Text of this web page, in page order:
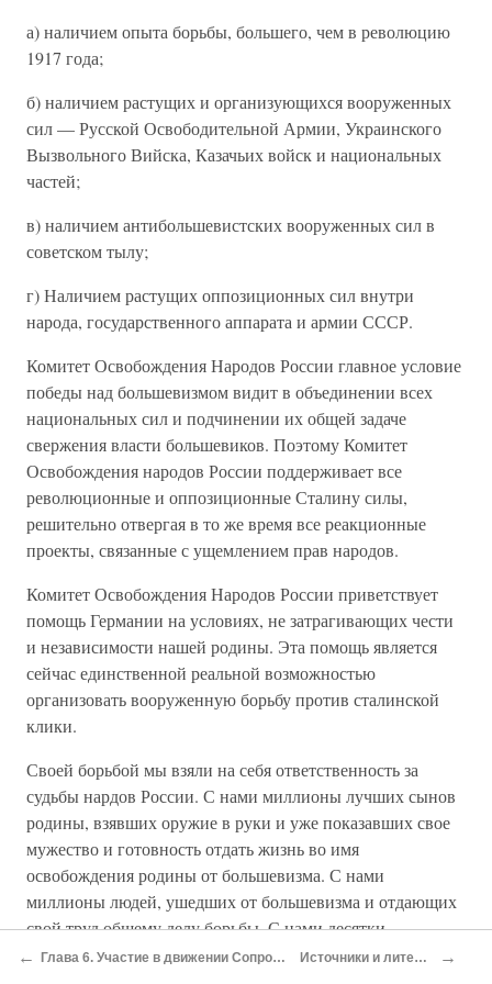
а) наличием опыта борьбы, большего, чем в революцию
1917 года;
б) наличием растущих и организующихся вооруженных
сил — Русской Освободительной Армии, Украинского
Вызвольного Вийска, Казачьих войск и национальных
частей;
в) наличием антибольшевистских вооруженных сил в
советском тылу;
г) Наличием растущих оппозиционных сил внутри
народа, государственного аппарата и армии СССР.
Комитет Освобождения Народов России главное условие
победы над большевизмом видит в объединении всех
национальных сил и подчинении их общей задаче
свержения власти большевиков. Поэтому Комитет
Освобождения народов России поддерживает все
революционные и оппозиционные Сталину силы,
решительно отвергая в то же время все реакционные
проекты, связанные с ущемлением прав народов.
Комитет Освобождения Народов России приветствует
помощь Германии на условиях, не затрагивающих чести
и независимости нашей родины. Эта помощь является
сейчас единственной реальной возможностью
организовать вооруженную борьбу против сталинской
клики.
Своей борьбой мы взяли на себя ответственность за
судьбы нардов России. С нами миллионы лучших сынов
родины, взявших оружие в руки и уже показавших свое
мужество и готовность отдать жизнь во имя
освобождения родины от большевизма. С нами
миллионы людей, ушедших от большевизма и отдающих
свой труд общему делу борьбы. С нами десятки
миллионов братьев и сестер, томящихся под гнетом
← Глава 6. Участие в движении Сопротивления. Источники и литература →